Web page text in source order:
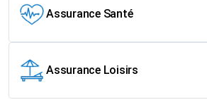
Assurance Santé
Assurance Loisirs